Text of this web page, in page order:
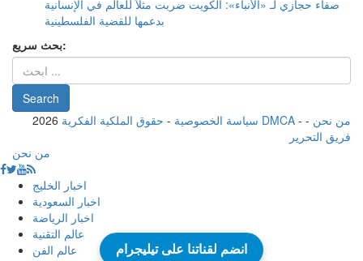
صفاء حجازي لـ «الأنباء»: الكويت ضربت مثلاً للعالم في الإنسانية
بدعمها للقضية الفلسطينية
بحث سريع:
2026 سياسة الخصوصية - حقوق الملكية الفكرية DMCA - من نحن -
فريق التحرير
من نحن
اخبار الخليج
اخبار السعودية
اخبار الرياضة
عالم التقنية
عالم الفن
انضم لقناتنا على تيليجرام